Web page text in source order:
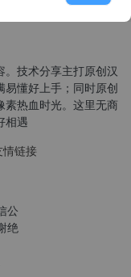
技术分享主打原创汉
易懂好上手；同时原创
热血时光。这里无商
相遇
情链接
公
绝